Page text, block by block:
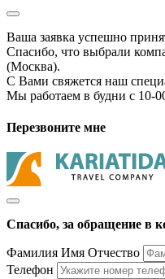
Ваша заявка успешно
Спасибо, что выбрали
(Москва).
С Вами свяжется наш
Мы работаем в будни с 10-
Перезвоните мне
Спасибо, за обращение
Фамилия Имя Отчество
Телефон